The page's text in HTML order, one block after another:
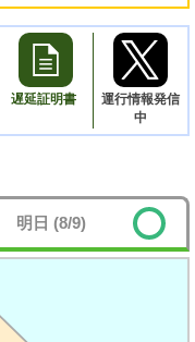
遅延証明書
運行情報発信
中
明日 (8/9)